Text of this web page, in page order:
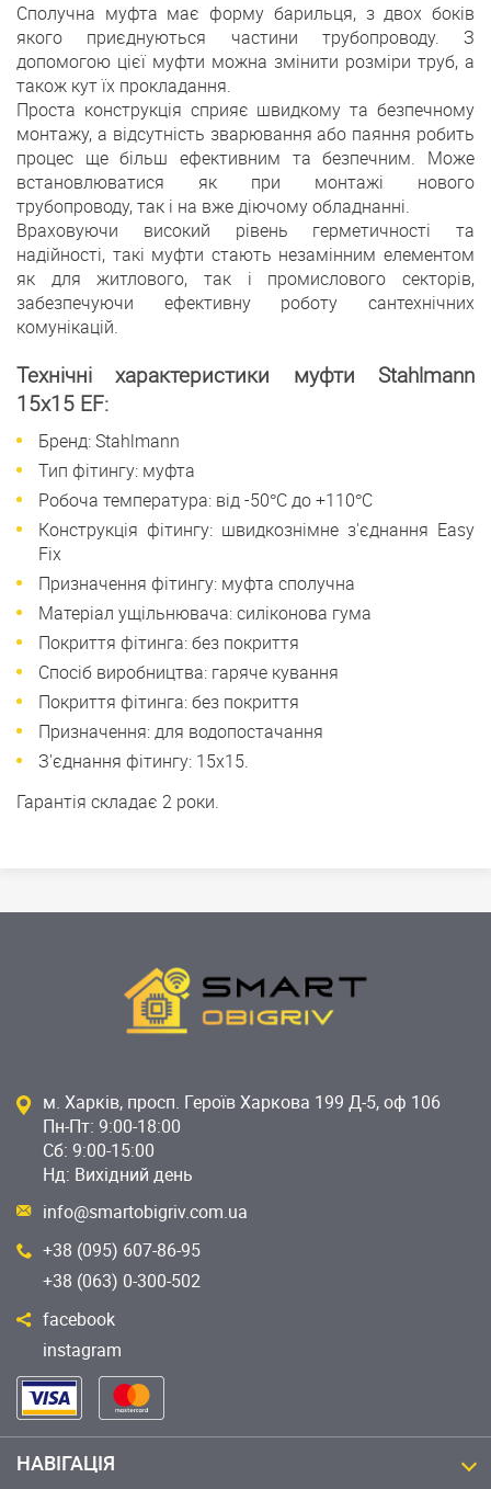
Сполучна муфта має форму барильця, з двох боків
якого приєднуються частини трубопроводу. З
допомогою цієї муфти можна змінити розміри труб, а
також кут їх прокладання.
Проста конструкція сприяє швидкому та безпечному
монтажу, а відсутність зварювання або паяння робить
процес ще більш ефективним та безпечним. Може
встановлюватися як при монтажі нового
трубопроводу, так і на вже діючому обладнанні.
Враховуючи високий рівень герметичності та
надійності, такі муфти стають незамінним елементом
як для житлового, так і промислового секторів,
забезпечуючи ефективну роботу сантехнічних
комунікацій.
Технічні характеристики муфти Stahlmann
15х15 EF:
Бренд: Stahlmann
Тип фітингу: муфта
Робоча температура: від -50°С до +110°С
Конструкція фітингу: швидкознімне з'єднання Easy
Fix
Призначення фітингу: муфта сполучна
Матеріал ущільнювача: силіконова гума
Покриття фітинга: без покриття
Спосіб виробництва: гаряче кування
Покриття фітинга: без покриття
Призначення: для водопостачання
З'єднання фітингу: 15х15.
Гарантія складає 2 роки.
м. Харків, просп. Героїв Харкова 199 Д-5, оф 106
Пн-Пт: 9:00-18:00
Сб: 9:00-15:00
Нд: Вихідний день
info@smartobigriv.com.ua
+38 (095) 607-86-95
+38 (063) 0-300-502
facebook
instagram
НАВІГАЦІЯ